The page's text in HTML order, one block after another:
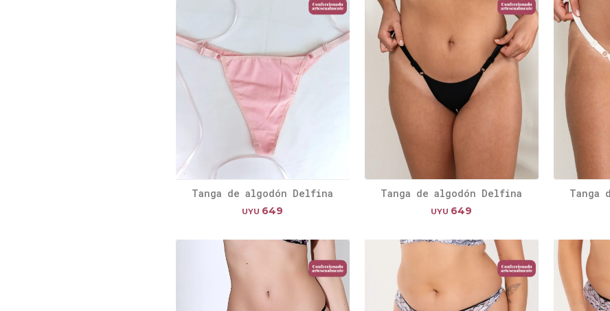
Tanga de algodón Delfina
UYU 649
Tanga de algodón Delfina
UYU 649
Tanga